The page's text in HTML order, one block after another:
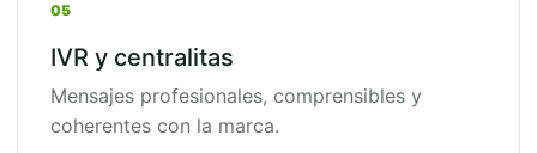
05
IVR y centralitas
Mensajes profesionales, comprensibles y
coherentes con la marca.